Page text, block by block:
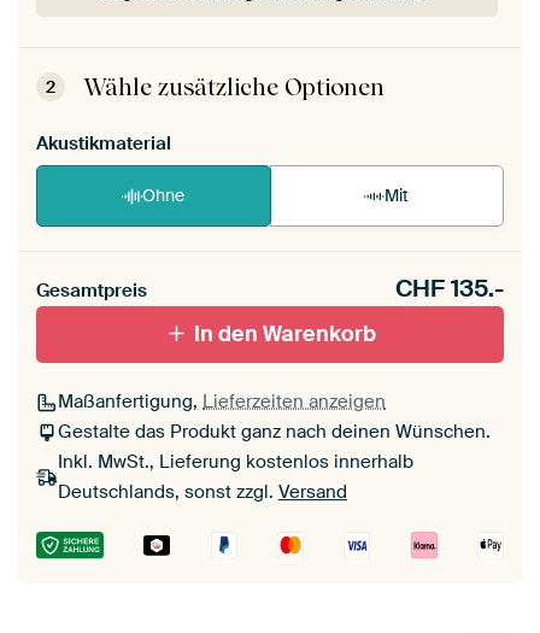
Dein ArtFrame ist im Handumdrehen
aufgebaut.Montageanleitung ansehen
2 Wähle zusätzliche Optionen
Akustikmaterial
Ohne Mit
Gesamtpreis CHF135.-
In den Warenkorb
Maßanfertigung, Lieferzeiten anzeigen
Gestalte das Produkt ganz nach deinen Wünschen.
Inkl. MwSt., Lieferung kostenlos innerhalb
Deutschlands, sonst zzgl. Versand